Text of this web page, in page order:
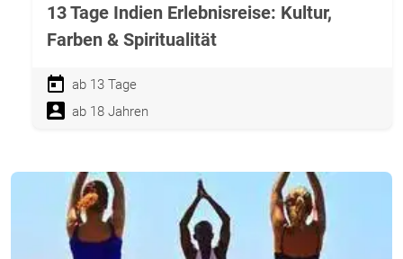
13 Tage Indien Erlebnisreise: Kultur,
Farben & Spiritualität
ab 13 Tage
ab 18 Jahren